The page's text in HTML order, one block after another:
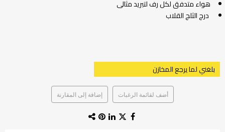
هواء متدفق لكل رف لتبريد مثالى
درج الثلج القلاب
بلغني لما يرجع المخازن
أضف لقائمة الرغبات إضافة إلى المقارنة